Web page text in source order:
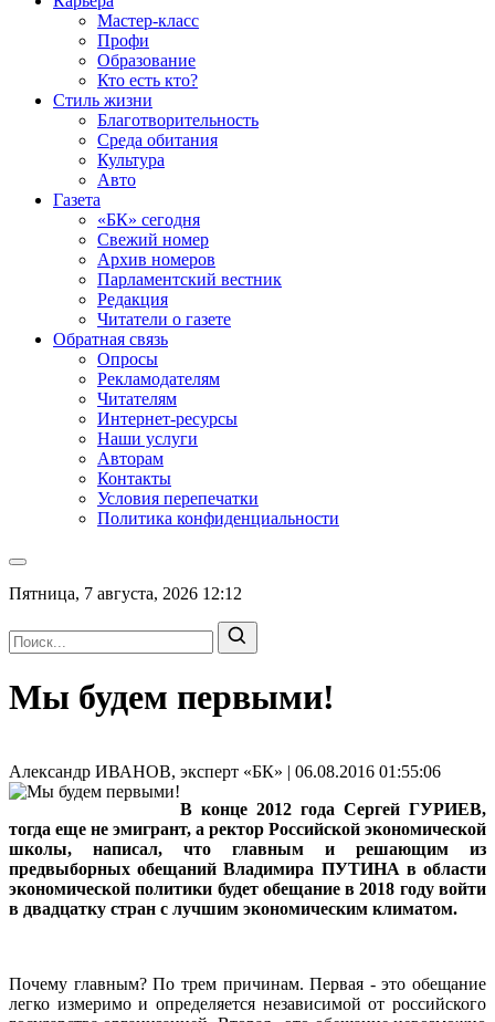
Мастер-класс
Профи
Образование
Кто есть кто?
Стиль жизни
Благотворительность
Среда обитания
Культура
Авто
Газета
«БК» сегодня
Свежий номер
Архив номеров
Парламентский вестник
Редакция
Читатели о газете
Обратная связь
Опросы
Рекламодателям
Читателям
Интернет-ресурсы
Наши услуги
Авторам
Контакты
Условия перепечатки
Политика конфиденциальности
Пятница, 7 августа, 2026 12:12
Мы будем первыми!
Александр ИВАНОВ, эксперт «БК» | 06.08.2016 01:55:06
В конце 2012 года Сергей ГУРИЕВ,
тогда еще не эмигрант, а ректор Российской экономической
школы, написал, что главным и решающим из
предвыборных обещаний Владимира ПУТИНА в области
экономической политики будет обещание в 2018 году войти
в двадцатку стран с лучшим экономическим климатом.
Почему главным? По трем причинам. Первая - это обещание
легко измеримо и определяется независимой от российского